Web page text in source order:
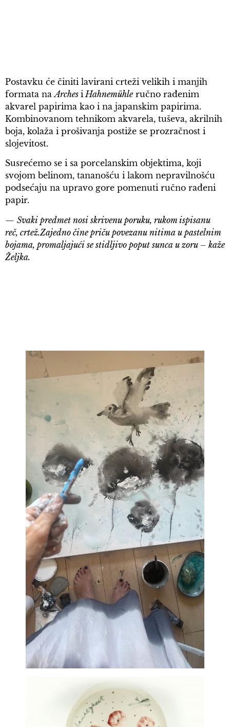
Postavku će činiti lavirani crteži velikih i manjih
formata na Arches i Hahnemühle ručno rađenim
akvarel papirima kao i na japanskim papirima.
Kombinovanom tehnikom akvarela, tuševa, akrilnih
boja, kolaža i prošivanja postiže se prozračnost i
slojevitost.
Susrećemo se i sa porcelanskim objektima, koji
svojom belinom, tananošću i lakom nepravilnošću
podsećaju na upravo gore pomenuti ručno rađeni
papir.
— Svaki predmet nosi skrivenu poruku, rukom ispisanu
reč, crtež.Zajedno čine priču povezanu nitima u pastelnim
bojama, promaljajući se stidljivo poput sunca u zoru – kaže
Željka.